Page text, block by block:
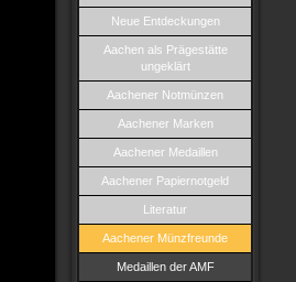
Neue Entdeckungen
Aachen als Prägestätte
ungeklärt
Aachener Notmünzen
Aachener Marken
Aachener Medaillen
Aachener Papiernotgeld
Literatur
Aachener Münzfreunde
Medaillen der AMF